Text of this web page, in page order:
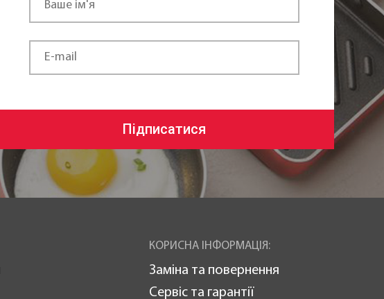
Підписатися
КОРИСНА ІНФОРМАЦІЯ:
Заміна та повернення
Сервіс та гарантії